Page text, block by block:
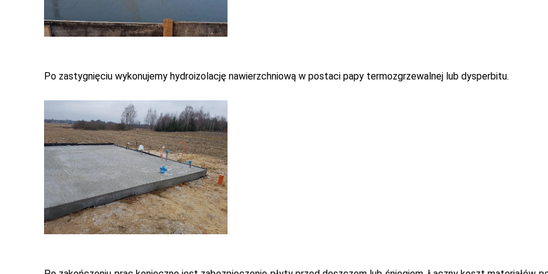
Po zastygnięciu wykonujemy hydroizolację nawierzchniową w postaci papy termozgrzewalnej lub dysperbitu.